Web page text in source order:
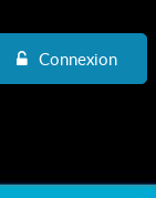
Connexion